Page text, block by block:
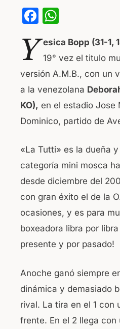
F
c
e
b
o
o
k
at
s
A
p
p
Y esica Bopp (31-1,
19° vez el titulo
versión A.M.B., con un
a la venezolana
KO), en el estadio Jose
Dominico, partido de
«La Tutti» es la dueña
categoría mini mosca
desde diciembre del
con gran éxito el de la
ocasiones, y es para
boxeadora libra por
presente y por pasado!
Anoche ganó siempre
dinámica y demasiado
rival. La tira en el 1 con
frente. En el 2 llega con